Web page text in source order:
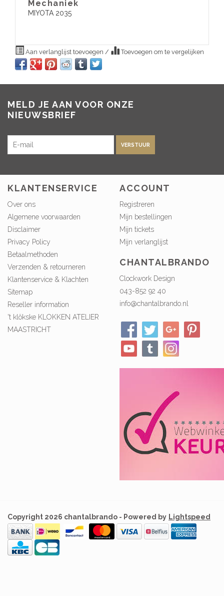
​Mechaniek
MIYOTA 2035
Aan verlanglijst toevoegen / Toevoegen om te vergelijken
MELD JE AAN VOOR ONZE
NIEUWSBRIEF
VERSTUUR
KLANTENSERVICE
Over ons
Algemene voorwaarden
Disclaimer
Privacy Policy
Betaalmethoden
Verzenden & retourneren
Klantenservice & Klachten
Sitemap
Reseller information
't klökske KLOKKEN ATELIER
MAASTRICHT
ACCOUNT
Registreren
Mijn bestellingen
Mijn tickets
Mijn verlanglijst
CHANTALBRANDO
Clockwork Design
043-852 92 40
info@chantalbrando.nl
Copyright 2026 chantalbrando - Powered by Lightspeed